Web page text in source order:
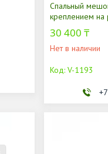
Спальный
креплением на
30 400 ₸
Нет в наличии
V-1193